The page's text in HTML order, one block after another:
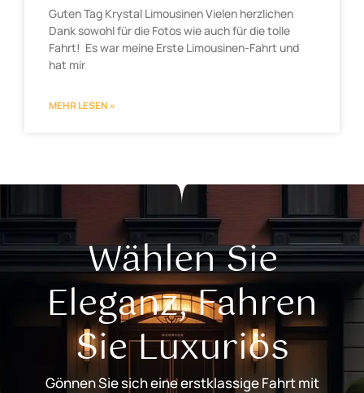
Guten Tag Krystal Limousinen Vielen herzlichen
Dank sowohl für die Fotos wie auch für die tolle
Fahrt! Es war meine Erste Limousinen-Fahrt und
hat mir
MEHR LESEN »
Wählen Sie
Eleganz, Fahren
Sie Luxuriös
Gönnen Sie sich eine erstklassige Fahrt mit